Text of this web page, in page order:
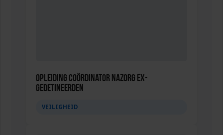
Opleiding Coördinator nazorg ex-
gedetineerden
VEILIGHEID